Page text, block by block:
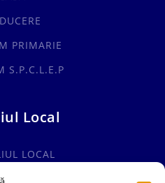
PRIMARIE
S.P.C.L.E.P
Local
LOCAL